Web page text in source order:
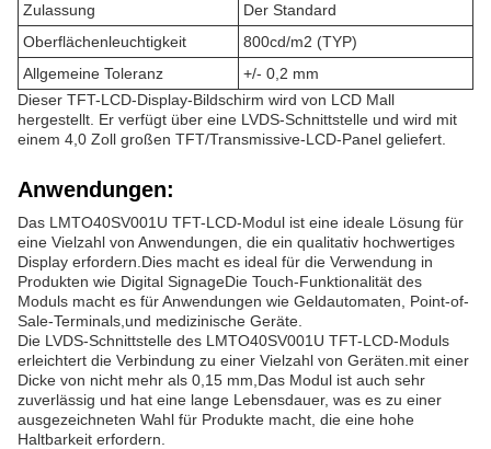
Zulassung
Der Standard
Oberflächenleuchtigkeit
800cd/m2 (TYP)
Allgemeine Toleranz
+/- 0,2 mm
Dieser TFT-LCD-Display-Bildschirm wird von LCD Mall
hergestellt. Er verfügt über eine LVDS-Schnittstelle und wird mit
einem 4,0 Zoll großen TFT/Transmissive-LCD-Panel geliefert.
Anwendungen:
Das LMTO40SV001U TFT-LCD-Modul ist eine ideale Lösung für
eine Vielzahl von Anwendungen, die ein qualitativ hochwertiges
Display erfordern.Dies macht es ideal für die Verwendung in
Produkten wie Digital SignageDie Touch-Funktionalität des
Moduls macht es für Anwendungen wie Geldautomaten, Point-of-
Sale-Terminals,und medizinische Geräte.
Die LVDS-Schnittstelle des LMTO40SV001U TFT-LCD-Moduls
erleichtert die Verbindung zu einer Vielzahl von Geräten.mit einer
Dicke von nicht mehr als 0,15 mm,Das Modul ist auch sehr
zuverlässig und hat eine lange Lebensdauer, was es zu einer
ausgezeichneten Wahl für Produkte macht, die eine hohe
Haltbarkeit erfordern.